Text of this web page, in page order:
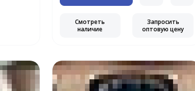
Смотреть
наличие
Запросить
оптовую цену